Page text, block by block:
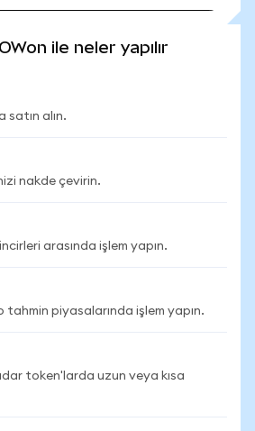
ile neler yapılır
satın alın.
nakde çevirin.
arasında işlem yapın.
tahmin piyasalarında işlem yapın.
token'larda uzun veya kısa